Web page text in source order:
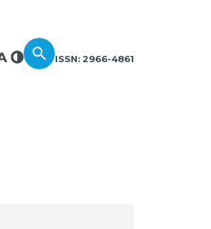
ISSN: 2966-4861